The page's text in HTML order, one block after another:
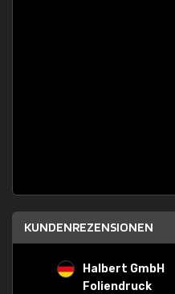
KUNDENREZENSIONEN
Halbert GmbH
Foliendruck